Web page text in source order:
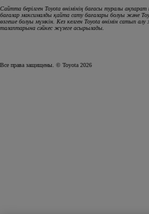
Сайтта берілген Toyota өнімінің бағасы туралы
бағалар максималды қайта сату бағалары болуы және
өзгеше болуы мүмкін. Кез келген Toyota өнімін сатып
талаптарына сәйкес жүзеге асырылады.
Все права защищены. © Toyota 2026